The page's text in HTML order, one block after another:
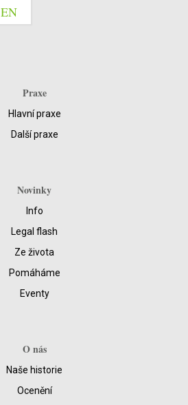
EN
Praxe
Hlavní praxe
Další praxe
Novinky
Info
Legal flash
Ze života
Pomáháme
Eventy
O nás
Naše historie
Ocenění